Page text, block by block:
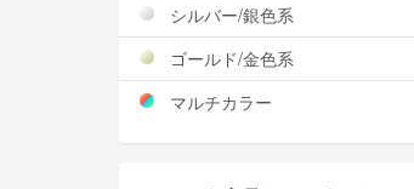
シルバー/銀色系
ゴールド/金色系
マルチカラー